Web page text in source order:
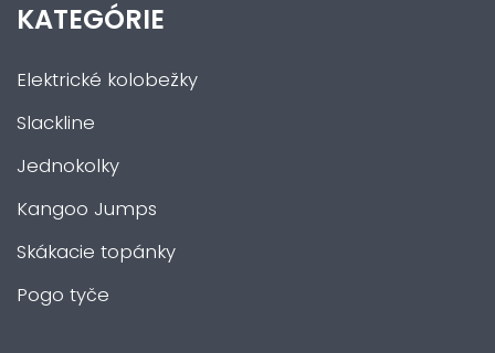
KATEGÓRIE
Elektrické kolobežky
Slackline
Jednokolky
Kangoo Jumps
Skákacie topánky
Pogo tyče